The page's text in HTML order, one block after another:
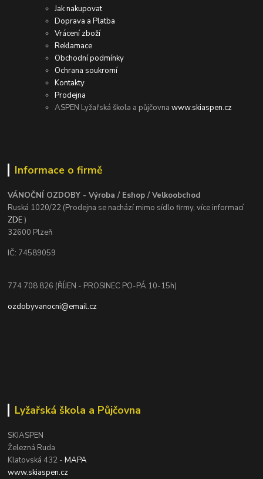
Jak nakupovat
Doprava a Platba
Vrácení zboží
Reklamace
Obchodní podmínky
Ochrana soukromí
Kontakty
Prodejna
ASPEN Lyžařská škola a půjčovnawww.skiaspen.cz
Informace o firmě
VÁNOČNÍ OZDOBY - Výroba / Eshop / Velkoobchod
Ruská 1020/22 (Prodejna se nachází mimo sídlo firmy, více informací
ZDE)
32600 Plzeň
IČ: 74589059
774 708 826 (ŘÍJEN - PROSINEC PO-PÁ 10-15h)
ozdobyvanocni@email.cz
Lyžařská škola a Půjčovna
SKIASPEN
Železná Ruda
Klatovská 432 -MAPA
www.skiaspen.cz